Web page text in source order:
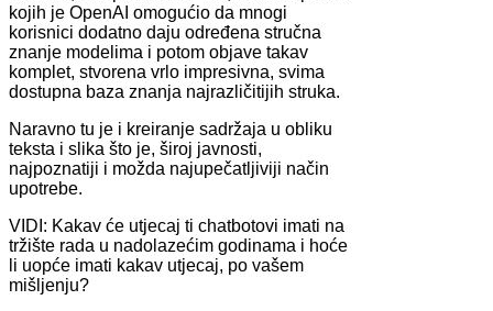
kojih je OpenAI omogućio da mnogi
korisnici dodatno daju određena stručna
znanje modelima i potom objave takav
komplet, stvorena vrlo impresivna, svima
dostupna baza znanja najrazličitijih struka.
Naravno tu je i kreiranje sadržaja u obliku
teksta i slika što je, široj javnosti,
najpoznatiji i možda najupečatljiviji način
upotrebe.
VIDI: Kakav će utjecaj ti chatbotovi imati na
tržište rada u nadolazećim godinama i hoće
li uopće imati kakav utjecaj, po vašem
mišljenju?